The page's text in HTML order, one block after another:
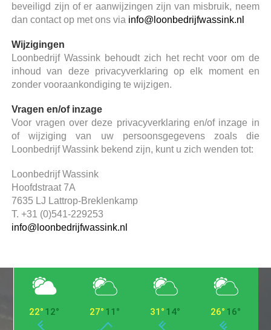
beveiligd zijn of er aanwijzingen zijn van misbruik, neem
dan contact op met ons via info@loonbedrijfwassink.nl
Wijzigingen
Loonbedrijf Wassink behoudt zich het recht voor om de
inhoud van deze privacyverklaring op elk moment en
zonder vooraankondiging te wijzigen.
Vragen en/of inzage
Voor vragen over deze privacyverklaring en/of inzage in
of wijziging van uw persoonsgegevens zoals die
Loonbedrijf Wassink bekend zijn, kunt u zich wenden tot:
Loonbedrijf Wassink
Hoofdstraat 7A
7635 LJ Lattrop-Breklenkamp
T. +31 (0)541-229253
info@loonbedrijfwassink.nl